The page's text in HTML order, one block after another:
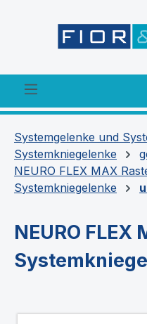
Systemgelenke und
Systemkniegelenke
NEURO FLEX MAX
Systemkniegelenke
NEURO FLEX